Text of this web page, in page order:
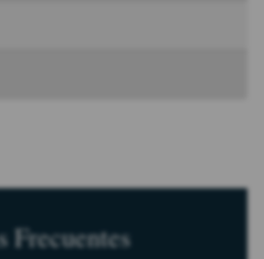
Frecuentes